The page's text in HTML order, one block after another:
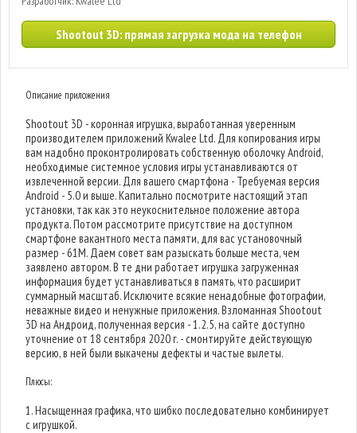
Shootout 3D: прямая загрузка мода на телефон
Описание приложения
Shootout 3D - коронная игрушка, выработанная уверенным
производителем приложений Kwalee Ltd. Для копирования игры
вам надобно проконтролировать собственную оболочку Android,
необходимые системное условия игры устанавливаются от
извлеченной версии. Для вашего смартфона - Требуемая версия
Android - 5.0 и выше. Капитально посмотрите настоящий этап
установки, так как это неукоснительное положение автора
продукта. Потом рассмотрите присутствие на доступном
смартфоне вакантного места памяти, для вас установочный
размер - 61M. Даем совет вам разыскать больше места, чем
заявлено автором. В те дни работает игрушка загруженная
информация будет устанавливаться в память, что расширит
суммарный масштаб. Исключите всякие ненадобные фотографии,
неважные видео и ненужные приложения. Взломанная Shootout
3D на Андроид, полученная версия - 1.2.5, на сайте доступно
уточнение от 18 сентября 2020 г. - смонтируйте действующую
версию, в ней были выкачены дефекты и частые вылеты.
Плюсы:
1. Насыщенная графика, что шибко последовательно комбинирует
с игрушкой.